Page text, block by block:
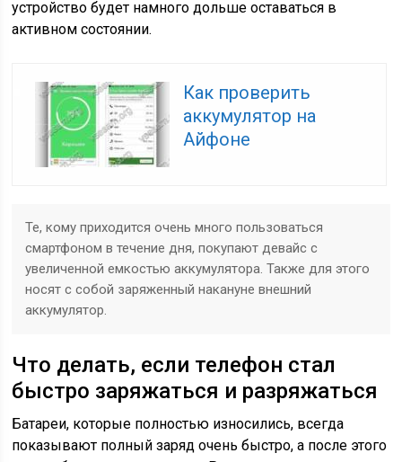
устройство будет намного дольше оставаться в
активном состоянии.
Как проверить
аккумулятор на
Айфоне
Те, кому приходится очень много пользоваться
смартфоном в течение дня, покупают девайс с
увеличенной емкостью аккумулятора. Также для этого
носят с собой заряженный накануне внешний
аккумулятор.
Что делать, если телефон стал
быстро заряжаться и разряжаться
Батареи, которые полностью износились, всегда
показывают полный заряд очень быстро, а после этого